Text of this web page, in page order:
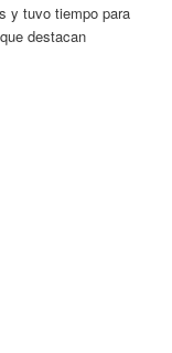
y tuvo tiempo para
destacan